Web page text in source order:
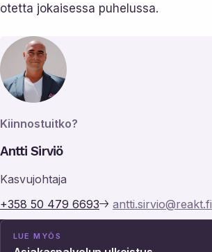
otetta jokaisessa puhelussa.
Kiinnostuitko?
Antti Sirviö
Kasvujohtaja
+358 50 479 6693
antti.sirvio@reakt.fi
LUE MYÖS